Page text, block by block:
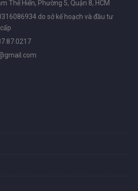
Thế Hiển, Phường 5, Quận 8, HCM
do sở kế hoạch và đầu tư